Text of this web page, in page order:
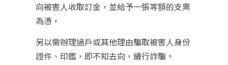
向被害人收取訂金，並給予一張等額的支票
為憑，
另以需辦理過戶或其他理由騙取被害人身份
證件、印鑑，即不知去向，續行詐騙。